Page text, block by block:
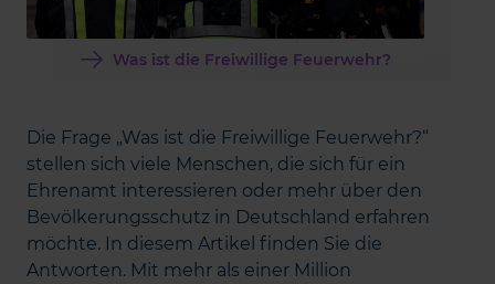
Was ist die Freiwillige Feuerwehr?
Die Frage „Was ist die Freiwillige Feuerwehr?“
stellen sich viele Menschen, die sich für ein
Ehrenamt interessieren oder mehr über den
Bevölkerungsschutz in Deutschland erfahren
möchte. In diesem Artikel finden Sie die
Antworten. Mit mehr als einer Million